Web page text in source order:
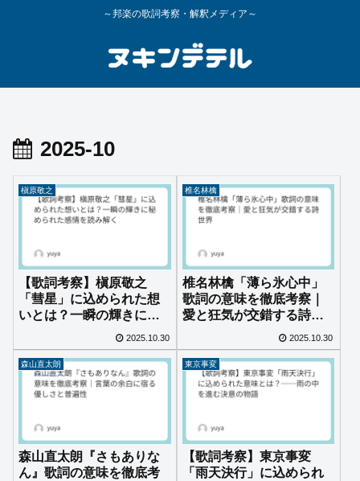
～邦楽の歌詞考察・解釈メディア～
2025-10
槇原敬之
【歌詞考察】槇原敬之
「彗星」に込められた想
いとは？一瞬の輝きに秘
められた感情を読み解く
2025.10.30
椎名林檎
椎名林檎「薄ら氷心中」
歌詞の意味を徹底考察｜
愛と狂気が交錯する詩世
2025.10.30
森山直太朗
森山直太朗『さもありな
ん』歌詞の意味を徹底考
東京事変
【歌詞考察】東京事変
「雨天決行」に込められ